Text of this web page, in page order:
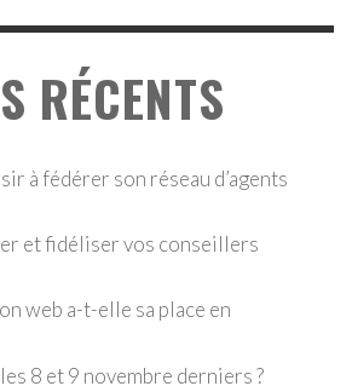
RÉCENTS
à fédérer son réseau d’agents
et fidéliser vos conseillers
web a-t-elle sa place en
8 et 9 novembre derniers ?